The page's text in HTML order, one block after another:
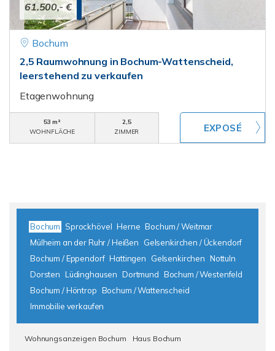
61.500,- €
Bochum
2,5 Raumwohnung in Bochum-Wattenscheid,
leerstehend zu verkaufen
Etagenwohnung
53 m²
WOHNFLÄCHE
2,5
ZIMMER
Bochum Sprockhövel Herne Bochum / Weitmar
Mülheim an der Ruhr / Heißen
Gelsenkirchen / Ückendorf
Bochum / Eppendorf Hattingen Gelsenkirchen Nottuln
Dorsten Lüdinghausen Dortmund Bochum / Westenfeld
Bochum / Höntrop Bochum / Wattenscheid
Immobilie verkaufen
Wohnungsanzeigen Bochum
Haus Bochum